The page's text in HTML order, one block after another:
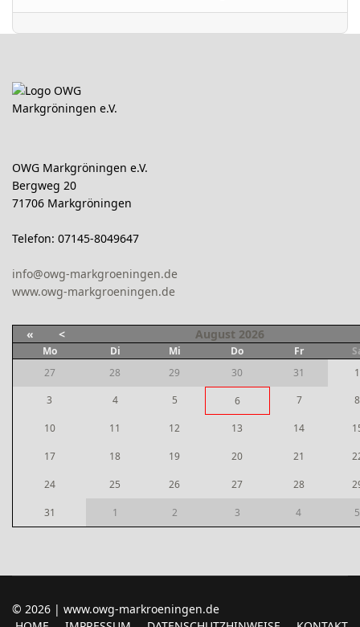
OWG Markgröningen e.V.
Bergweg 20
71706 Markgröningen
Telefon: 07145-8049647
info@owg-markgroeningen.de
www.owg-markgroeningen.de
« < August 2026
Mo Di Mi Do Fr
27
28 29 30 31
1
3
4 5 6 7 8
10 11 12 13 14
17 18 19 20 21
24 25 26 27 28
31 1 2 3 4 5
© 2026 | www.owg-markroeningen.de